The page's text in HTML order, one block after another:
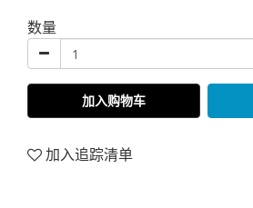
数量
加入购物车
加入追踪清单